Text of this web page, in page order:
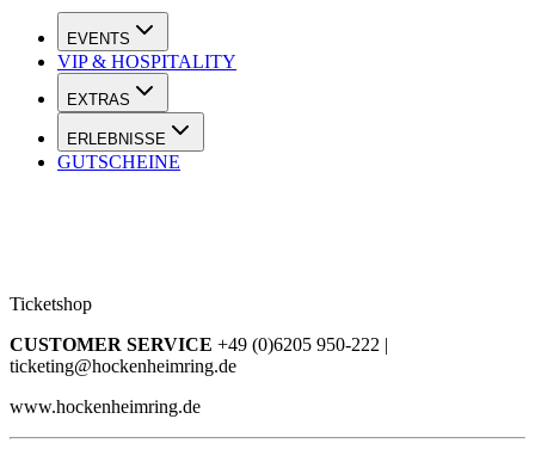
EVENTS
VIP & HOSPITALITY
EXTRAS
ERLEBNISSE
GUTSCHEINE
Ticketshop
CUSTOMER SERVICE +49 (0)6205 950-222 |
ticketing@hockenheimring.de
www.hockenheimring.de